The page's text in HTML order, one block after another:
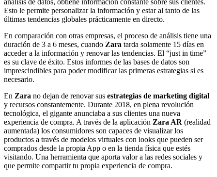
análisis de datos, obtiene información constante sobre sus clientes.
Esto le permite personalizar la información y estar al tanto de las
últimas tendencias globales prácticamente en directo.
En comparación con otras empresas, el proceso de análisis tiene una
duración de 3 a 6 meses, cuando Zara tarda solamente 15 días en
acceder a la información y renovar las tendencias. El “just in time”
es su clave de éxito. Estos informes de las bases de datos son
imprescindibles para poder modificar las primeras estrategias si es
necesario.
En Zara no dejan de renovar sus estrategias de marketing digital
y recursos constantemente. Durante 2018, en plena revolución
tecnológica, el gigante anunciaba a sus clientes una nueva
experiencia de compra. A través de la aplicación Zara AR (realidad
aumentada) los consumidores son capaces de visualizar los
productos a través de modelos virtuales con looks que pueden ser
comprados desde la propia App o en la tienda física que estés
visitando. Una herramienta que aporta valor a las redes sociales y
que permite compartir tu propia experiencia de compra.